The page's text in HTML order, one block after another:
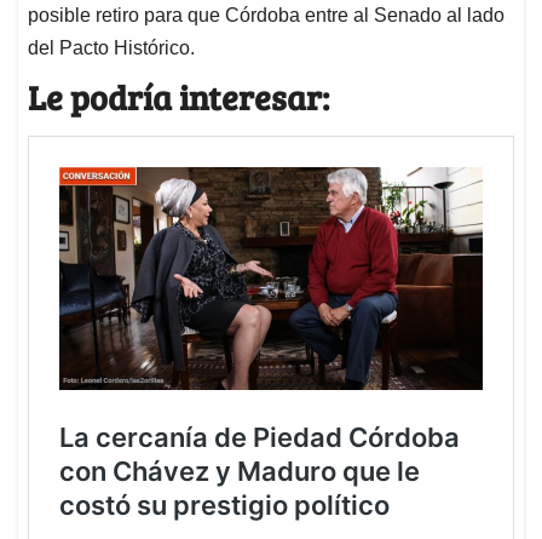
posible retiro para que Córdoba entre al Senado al lado
del Pacto Histórico.
Le podría interesar: